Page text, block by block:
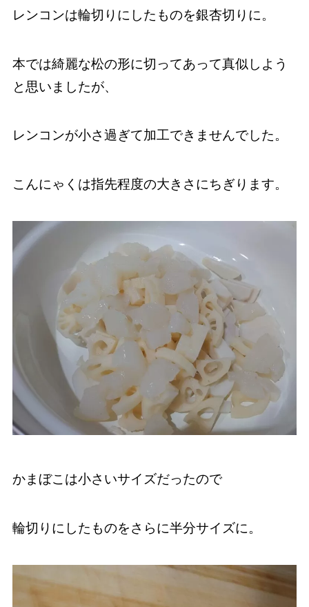
レンコンは輪切りにしたものを銀杏切りに。
本では綺麗な松の形に切ってあって真似しよう
と思いましたが、
レンコンが小さ過ぎて加工できませんでした。
こんにゃくは指先程度の大きさにちぎります。
かまぼこは小さいサイズだったので
輪切りにしたものをさらに半分サイズに。